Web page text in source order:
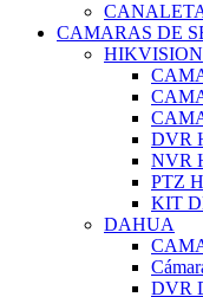
CAMARAS DE
HIKVISION
DVR
NVR
PTZ
KIT
DAHUA
DVR